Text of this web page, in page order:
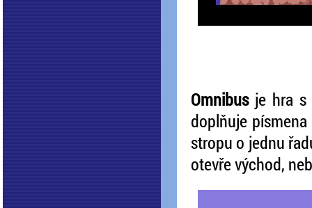
Omnibusje hra s
doplňuje
stropu o jednu
otevře východ,